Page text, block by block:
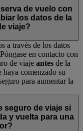
de vuelo con
los datos de la
viaje?
a través de los datos
en contacto con
de viaje antes de la
comenzado su
para aumentar la
seguro de viaje si
y vuelta para una